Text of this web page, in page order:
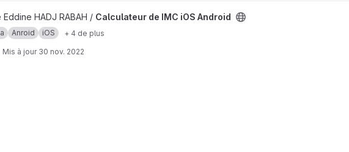
Calculateur de IMC iOS Android
Eddine HADJ RABAH / Calculateur de IMC iOS Android
Anroid iOS + 4 de plus
Mis à jour 30 nov. 2022